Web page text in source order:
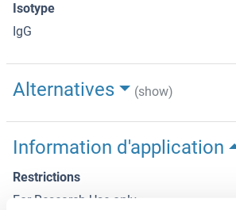
Isotype
IgG
Alternatives (show)
Information d'application
Restrictions
For Research Use only